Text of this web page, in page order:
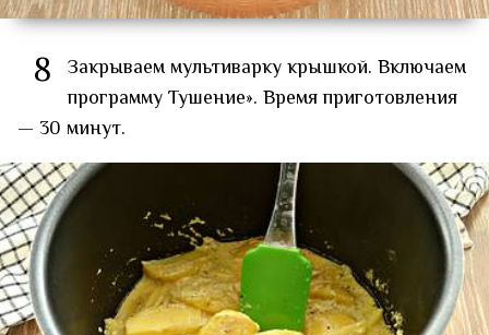
8 Закрываем мультиварку крышкой. Включаем
программу Тушение». Время приготовления
— 30 минут.